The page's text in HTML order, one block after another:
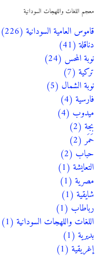
معجم اللغات واللهجات السودانية
قاموس العامية السودانية (226)
دناقلة (41)
نوبة المحس (24)
تركية (7)
نوبة الشمال (5)
فارسية (4)
ميدوب (4)
بجة (2)
حَمَر (2)
حباب (2)
التعايشة (1)
مصرية (1)
شايقية (1)
رباطاب (1)
اللغات واللهجات السودانية (1)
بديرية (1)
إغريقية (1)